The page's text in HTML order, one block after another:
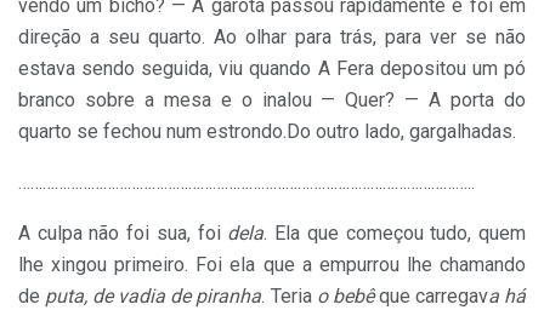
vendo um bicho? — A garota passou rapidamente e foi em
direção a seu quarto. Ao olhar para trás, para ver se não
estava sendo seguida, viu quando A Fera depositou um pó
branco sobre a mesa e o inalou — Quer? — A porta do
quarto se fechou num estrondo.Do outro lado, gargalhadas.
…………………………………………………………………………………………………..
A culpa não foi sua, foi dela. Ela que começou tudo, quem
lhe xingou primeiro. Foi ela que a empurrou lhe chamando
de puta, de vadia de piranha. Teria o bebêque carregava há